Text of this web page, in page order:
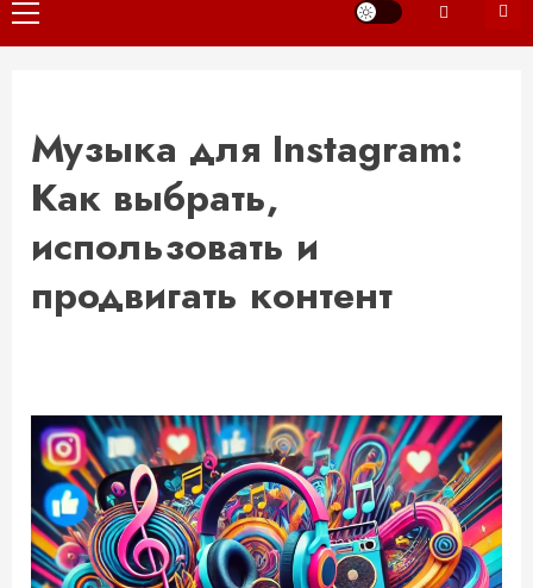
Основное
меню
Музыка для Instagram:
Как выбрать,
использовать и
продвигать контент